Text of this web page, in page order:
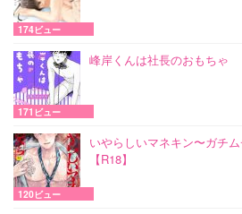
174ビュー
峰岸くんは社長のおもちゃ
171ビュー
いやらしいマネキン〜ガチ
【R18】
120ビュー